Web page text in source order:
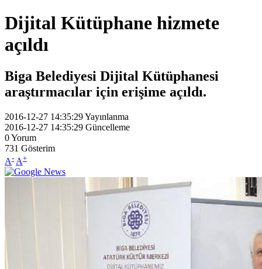
Dijital Kütüphane hizmete
açıldı
Biga Belediyesi Dijital Kütüphanesi
araştırmacılar için erişime açıldı.
2016-12-27 14:35:29Yayınlanma
2016-12-27 14:35:29 Güncelleme
0Yorum
731 Gösterim
A- A+